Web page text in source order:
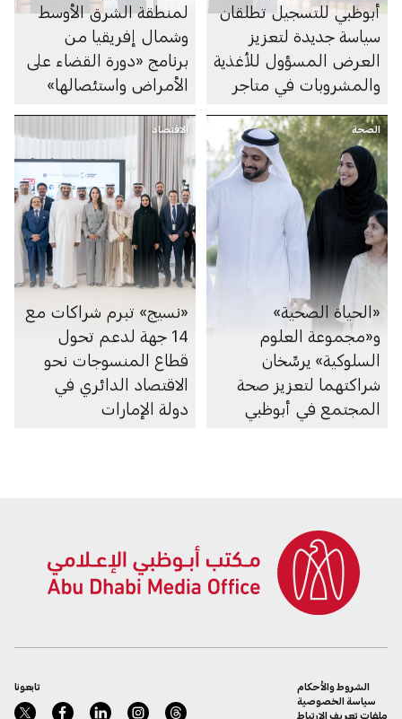
أبوظبي للتسجيل تطلقان
سياسة جديدة لتعزيز
العرض المسؤول للأغذية
والمشروبات في متاجر
الإلكترونية
لمنطقة الشرق الأوسط
وشمال إفريقيا من
برنامج «دورة القضاء على
الأمراض واستئصالها»
القطاعات
الصحة
«الحياة الصحية»
و«مجموعة العلوم
السلوكية» يرسِّخان
شراكتهما لتعزيز صحة
المجتمع في أبوظبي
الاقتصاد
«نسيج» تبرم شراكات مع
14 جهة لدعم تحول
قطاع المنسوجات نحو
الاقتصاد الدائري في
دولة الإمارات
تابعونا
الشروط والأحكام
سياسة الخصوصية
ملفات تعريف الارتباط